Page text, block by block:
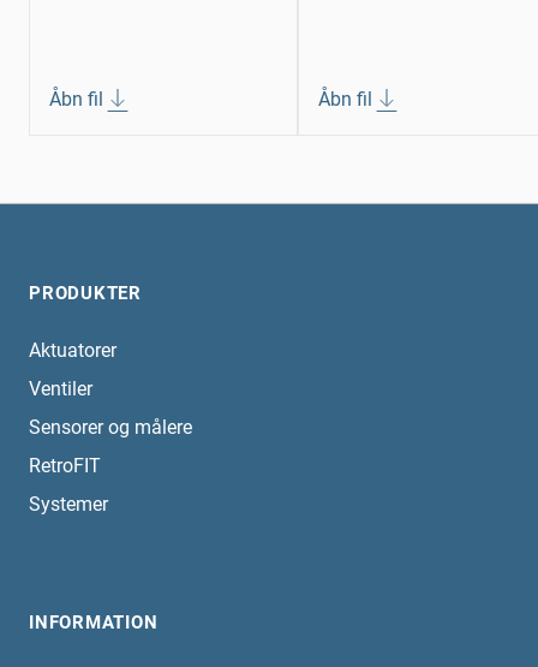
Åbn fil Åbn fil
PRODUKTER
Aktuatorer
Ventiler
Sensorer og målere
RetroFIT
Systemer
INFORMATION